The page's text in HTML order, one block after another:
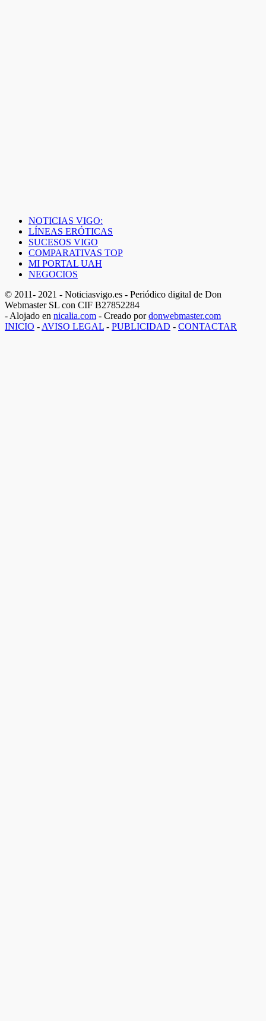
NOTICIAS VIGO:
LÍNEAS ERÓTICAS
SUCESOS VIGO
COMPARATIVAS TOP
MI PORTAL UAH
NEGOCIOS
© 2011- 2021 - Noticiasvigo.es - Periódico digital de Don
Webmaster SL con CIF B27852284
- Alojado en nicalia.com - Creado pordonwebmaster.com
INICIO - AVISO LEGAL - PUBLICIDAD - CONTACTAR